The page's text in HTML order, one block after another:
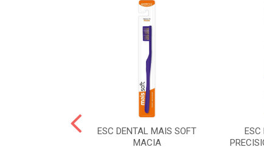
ESC DENTAL MAIS SOFT
MACIA
ESC